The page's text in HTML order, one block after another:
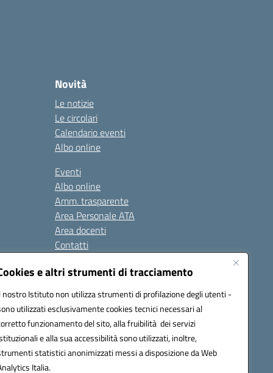
e altri strumenti di tracciamento
nostro Istituto non utilizza strumenti di profilazione degli utenti -
utilizzati esclusivamente cookies tecnici necessari al
funzionamento del sito, alla fruibilità dei servizi
e alla sua accessibilità sono utilizzati, inoltre,
statistici anonimizzati messi a disposizione da Web
Italia.
Novità
Le notizie
Le circolari
Calendario eventi
Albo online
Eventi
Albo online
Amm. trasparente
Area Personale ATA
Area docenti
Contatti